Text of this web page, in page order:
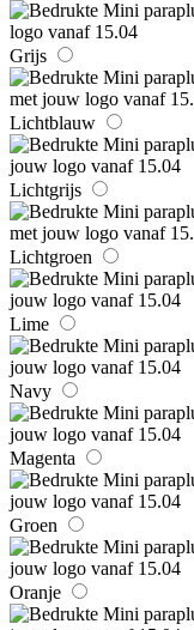
Grijs
Lichtblauw
Lichtgrijs
Lichtgroen
Lime
Navy
Magenta
Groen
Oranje